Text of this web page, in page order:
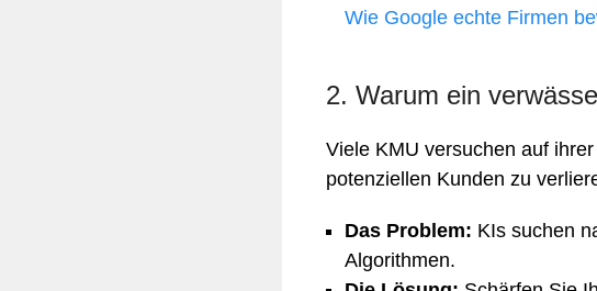
Wie Google echte Firmen
2. Warum ein
Viele KMU versuchen auf
potenziellen Kunden zu
Das Problem: KIs suchen
Algorithmen.